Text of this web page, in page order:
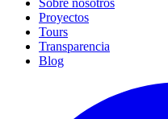
Sobre nosotros
Proyectos
Tours
Transparencia
Blog